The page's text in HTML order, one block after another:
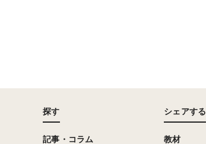
探す
記事・コラム
シェアする
教材